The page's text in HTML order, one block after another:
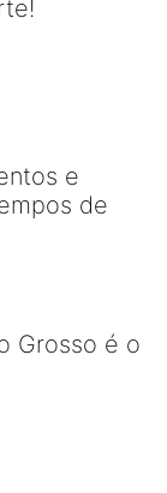
e
de
Grosso é o